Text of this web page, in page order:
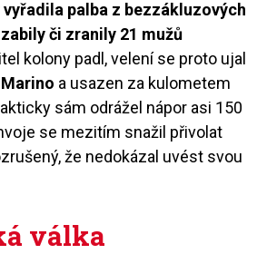
palba z bezzákluzových
či zranily 21 mužů
kolony padl, velení se proto ujal
a usazen za kulometem
sám odrážel nápor asi 150
se mezitím snažil přivolat
že nedokázal uvést svou
válka